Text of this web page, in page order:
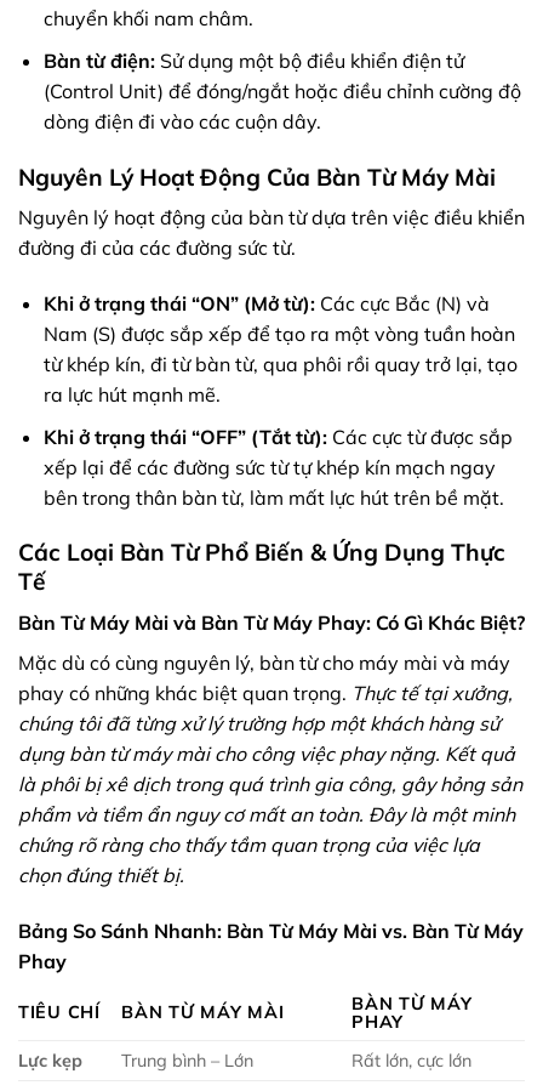
chuyển khối nam châm.
Bàn từ điện:Sử dụng một bộ điều khiển điện tử
(Control Unit) để đóng/ngắt hoặc điều chỉnh cường độ
dòng điện đi vào các cuộn dây.
Nguyên Lý Hoạt Động Của Bàn Từ Máy Mài
Nguyên lý hoạt động của bàn từ dựa trên việc điều khiển
đường đi của các đường sức từ.
Khi ở trạng thái “ON” (Mở từ):Các cực Bắc (N) và
Nam (S) được sắp xếp để tạo ra một vòng tuần hoàn
từ khép kín, đi từ bàn từ, qua phôi rồi quay trở lại, tạo
ra lực hút mạnh mẽ.
Khi ở trạng thái “OFF” (Tắt từ):Các cực từ được sắp
xếp lại để các đường sức từ tự khép kín mạch ngay
bên trong thân bàn từ, làm mất lực hút trên bề mặt.
Các Loại Bàn Từ Phổ Biến & Ứng Dụng Thực
Tế
Bàn Từ Máy Mài và Bàn Từ Máy Phay: Có Gì Khác Biệt?
Mặc dù có cùng nguyên lý, bàn từ cho máy mài và máy
phay có những khác biệt quan trọng. Thực tế tại xưởng,
chúng tôi đã từng xử lý trường hợp một khách hàng sử
dụng bàn từ máy mài cho công việc phay nặng. Kết quả
là phôi bị xê dịch trong quá trình gia công, gây hỏng sản
phẩm và tiềm ẩn nguy cơ mất an toàn. Đây là một minh
chứng rõ ràng cho thấy tầm quan trọng của việc lựa
chọn đúng thiết bị.
Bảng So Sánh Nhanh: Bàn Từ Máy Mài vs. Bàn Từ Máy
Phay
TIÊU CHÍ BÀN TỪ MÁY MÀI
BÀN TỪ MÁY
PHAY
Lực kẹp
Trung bình – Lớn Rất lớn, cực lớn